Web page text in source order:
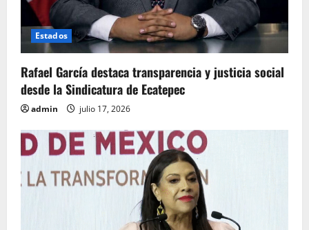
Estados
Rafael García destaca transparencia y justicia social
desde la Sindicatura de Ecatepec
admin julio 17, 2026